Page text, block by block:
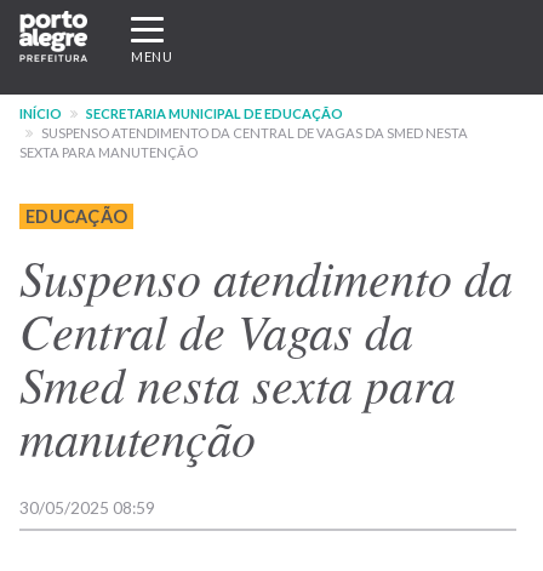
Pular
para
conteúdo
principal
Expandir/recolher
navegação
MENU
INÍCIO
SECRETARIA MUNICIPAL DE EDUCAÇÃO
SUSPENSO ATENDIMENTO DA CENTRAL DE VAGAS DA SMED NESTA
SEXTA PARA MANUTENÇÃO
EDUCAÇÃO
Suspenso atendimento da
Central de Vagas da
Smed nesta sexta para
manutenção
30/05/2025 08:59